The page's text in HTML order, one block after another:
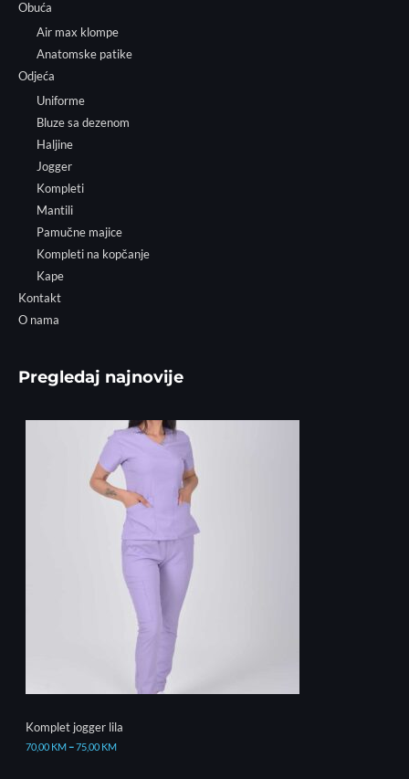
Obuća
Air max klompe
Anatomske patike
Odjeća
Uniforme
Bluze sa dezenom
Haljine
Jogger
Kompleti
Mantili
Pamučne majice
Kompleti na kopčanje
Kape
Kontakt
O nama
Pregledaj najnovije
Komplet jogger lila
70,00 KM–75,00 KM